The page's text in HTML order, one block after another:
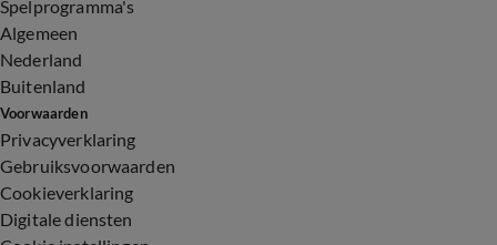
Spelprogramma's
Algemeen
Nederland
Buitenland
Voorwaarden
Privacyverklaring
Gebruiksvoorwaarden
Cookieverklaring
Digitale diensten